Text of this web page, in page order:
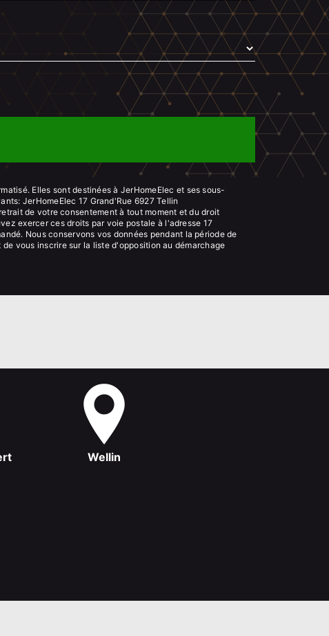
Elles sont destinées à JerHomeElec et ses sous-
JerHomeElec 17 Grand'Rue 6927 Tellin
de votre consentement à tout moment et du droit
exercer ces droits par voie postale à l'adresse 17
Nous conservons vos données pendant la période de
vous inscrire sur la liste d'opposition au démarchage
Wellin